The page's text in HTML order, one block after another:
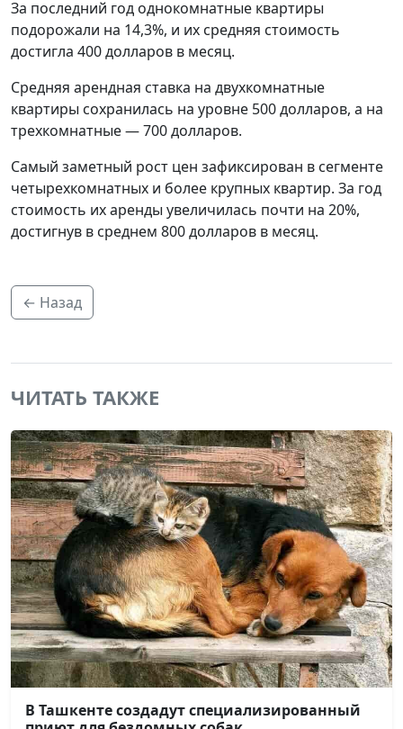
За последний год однокомнатные квартиры
подорожали на 14,3%, и их средняя стоимость
достигла 400 долларов в месяц.
Средняя арендная ставка на двухкомнатные
квартиры сохранилась на уровне 500 долларов, а на
трехкомнатные — 700 долларов.
Самый заметный рост цен зафиксирован в сегменте
четырехкомнатных и более крупных квартир. За год
стоимость их аренды увеличилась почти на 20%,
достигнув в среднем 800 долларов в месяц.
← Назад
ЧИТАТЬ ТАКЖЕ
В Ташкенте создадут специализированный